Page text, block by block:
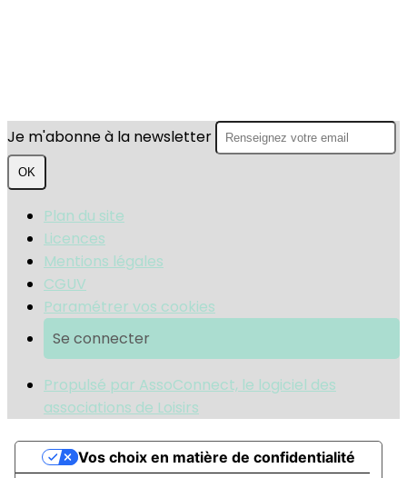
Je m'abonne à la newsletter
OK
Plan du site
Licences
Mentions légales
CGUV
Paramétrer vos cookies
Se connecter
Propulsé par AssoConnect, le logiciel des
associations de Loisirs
Vos choix en matière de confidentialité